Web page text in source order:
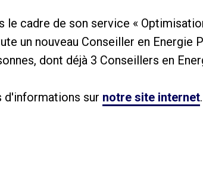
le cadre de son service «
un nouveau Conseiller en Energie
dont déjà 3 Conseillers en
d'informations sur notre site internet.